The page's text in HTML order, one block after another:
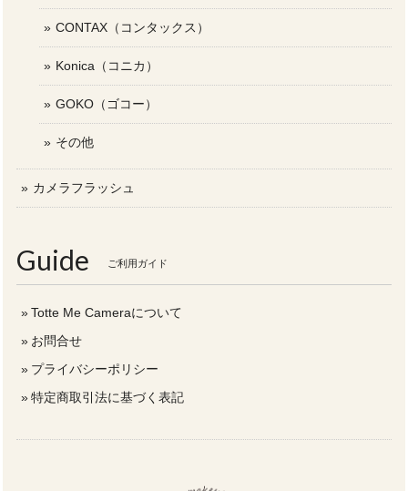
CONTAX（コンタックス）
Konica（コニカ）
GOKO（ゴコー）
その他
カメラフラッシュ
Guide ご利用ガイド
Totte Me Cameraについて
お問合せ
プライバシーポリシー
特定商取引法に基づく表記